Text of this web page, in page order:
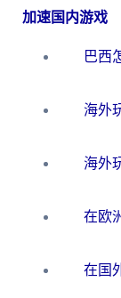
加速国内游戏